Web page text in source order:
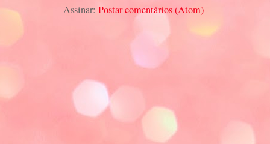
Assinar: Postar comentários (Atom)